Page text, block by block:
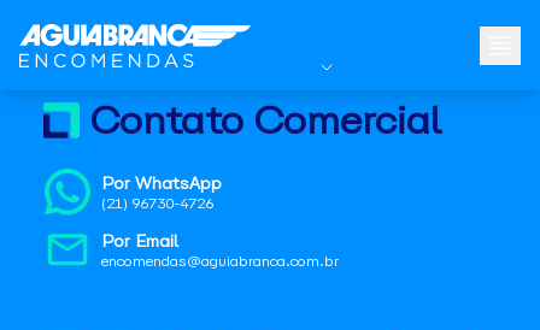
Contato Comercial
Por WhatsApp
(21) 96730-4726
Por Email
encomendas@aguiabranca.com.br